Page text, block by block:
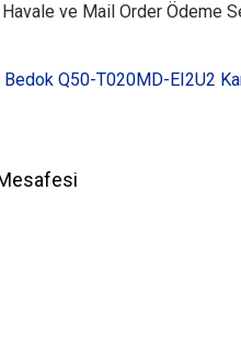
Havale ve Mail Order Ödeme
Bedok Q50-T020MD-EI2U2